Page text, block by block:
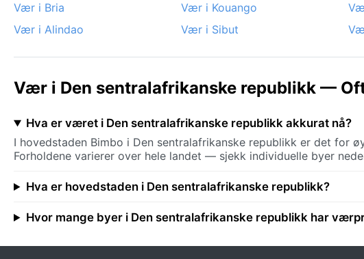
Vær i Bria
Vær i Kouango
Vær i Alindao
Vær i Sibut
Vær i Den sentralafrikanske republikk —
Hva er været i Den sentralafrikanske republikk akkurat nå?
I hovedstaden Bimbo i Den sentralafrikanske republikk er det for
Forholdene varierer over hele landet — sjekk individuelle byer
Hva er hovedstaden i Den sentralafrikanske republikk?
Hvor mange byer i Den sentralafrikanske republikk har